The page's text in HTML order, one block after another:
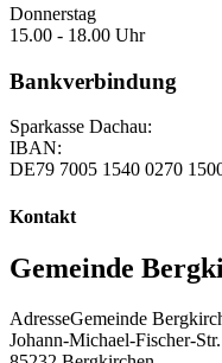
Donnerstag
15.00 - 18.00 Uhr
Bankverbindung
Sparkasse Dachau:
IBAN:
DE79 7005 1540 0270
Kontakt
Gemeinde
AdresseGemeinde
Johann-Michael-Fischer-Str.